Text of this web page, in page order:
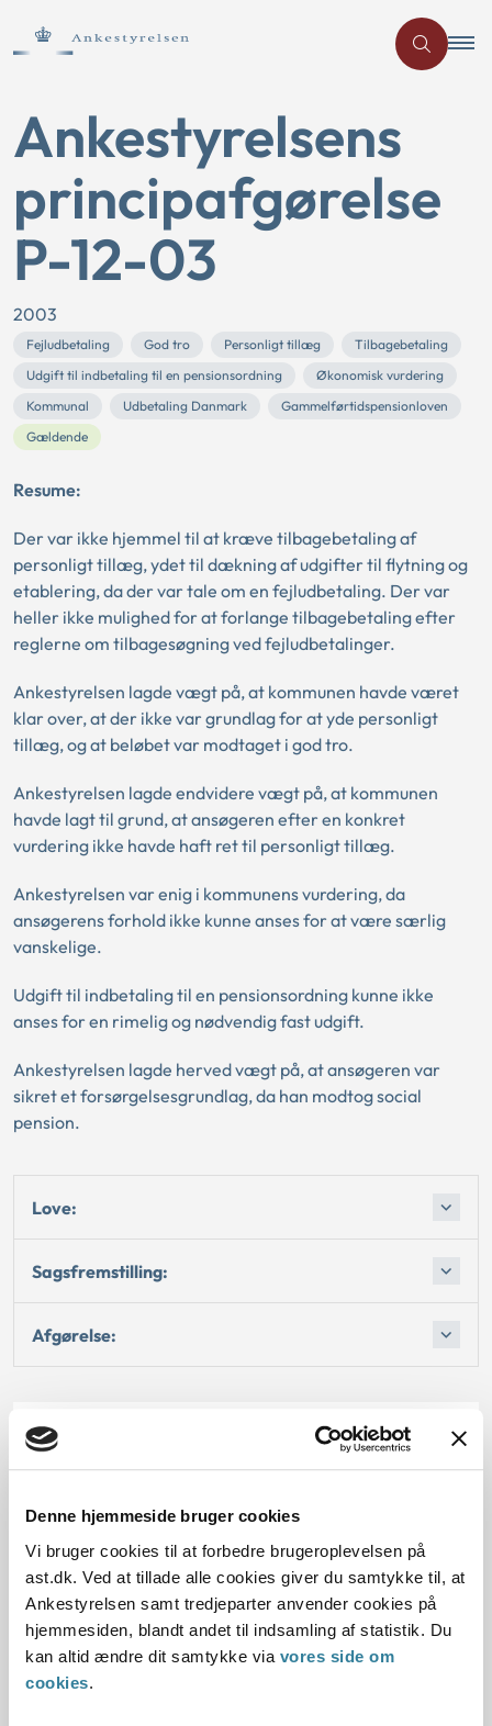
Denne hjemmeside bruger cookies
Vi bruger cookies til at forbedre brugeroplevelsen på
ast.dk. Ved at tillade alle cookies giver du samtykke til, at
Ankestyrelsen samt tredjeparter anvender cookies på
hjemmesiden, blandt andet til indsamling af statistik. Du
kan altid ændre dit samtykke via vores side om
cookies.
Ankestyrelsens
principafgørelse
P-12-03
2003
Fejludbetaling God tro Personligt tillæg
Tilbagebetaling
Udgift til indbetaling til en pensionsordning
Økonomisk vurdering
Kommunal
Udbetaling Danmark
Gammelførtidspensionloven
Gældende
Resume:
Der var ikke hjemmel til at kræve tilbagebetaling af
personligt tillæg, ydet til dækning af udgifter til flytning og
etablering, da der var tale om en fejludbetaling. Der var
heller ikke mulighed for at forlange tilbagebetaling efter
reglerne om tilbagesøgning ved fejludbetalinger.
Ankestyrelsen lagde vægt på, at kommunen havde været
klar over, at der ikke var grundlag for at yde personligt
tillæg, og at beløbet var modtaget i god tro.
Ankestyrelsen lagde endvidere vægt på, at kommunen
havde lagt til grund, at ansøgeren efter en konkret
vurdering ikke havde haft ret til personligt tillæg.
Ankestyrelsen var enig i kommunens vurdering, da
ansøgerens forhold ikke kunne anses for at være særlig
vanskelige.
Udgift til indbetaling til en pensionsordning kunne ikke
anses for en rimelig og nødvendig fast udgift.
Ankestyrelsen lagde herved vægt på, at ansøgeren var
sikret et forsørgelsesgrundlag, da han modtog social
pension.
Love:
Sagsfremstilling:
Afgørelse:
Dato for underskrift
Offentliggørelsesdato
11.07.2013
Paragraf